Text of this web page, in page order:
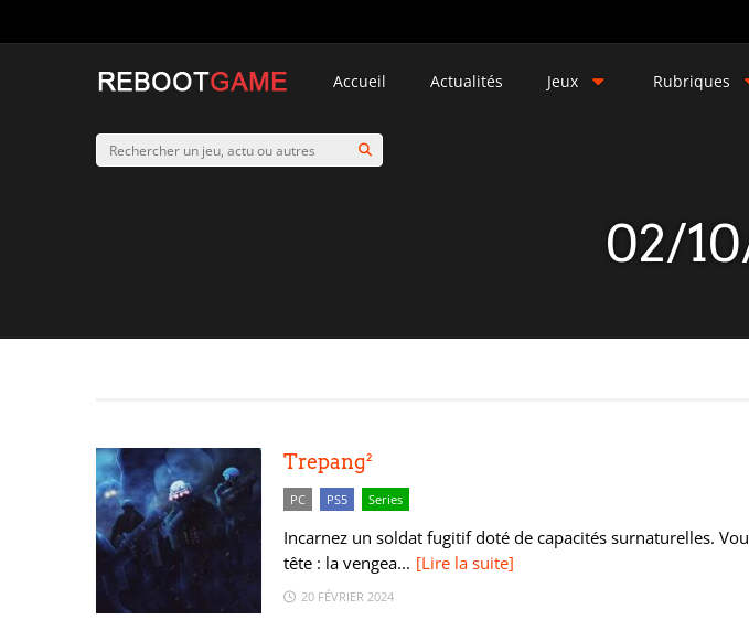
Accueil Actualités Jeux Rubriques
02/
Trepang²
PC PS5 Series
Incarnez un soldat fugitif doté de capacités surnaturelles.
tête : la vengea... [Lire la suite]
20 FÉVRIER 2024